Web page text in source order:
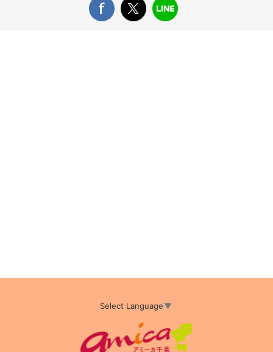
Select Language▼